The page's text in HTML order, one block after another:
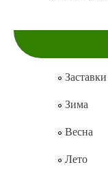
Зима
Весна
Лето